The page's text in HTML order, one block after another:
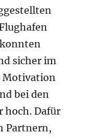
sicher im
Motivation
bei den
hoch. Dafür
Partnern,